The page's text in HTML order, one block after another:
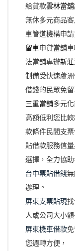
給貸款雲林當舖
無休多元商品
車管道機構申
留車申貸當舖
法當舖專辦新
制備受快速蘆
借錢的民眾免
三重當舖多元
高額低利您比較
款條件民間支
貼借款服務信
選擇，全力協
台中票貼借錢
辦理。
屏東支票貼現
人或公司大小額
屏東機車借款
您週轉方便，